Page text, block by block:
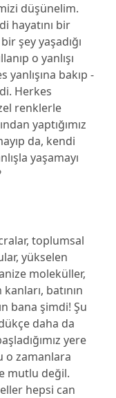
düşünelim.
hayatını bir
şey yaşadığı
o yanlışı
bakıp -
Herkes
renklerle
yaptığımız
da, kendi
yaşamayı
toplumsal
yükselen
moleküller,
batının
bana şimdi! Şu
daha da
yere
o zamanlara
mutlu değil.
hepsi can